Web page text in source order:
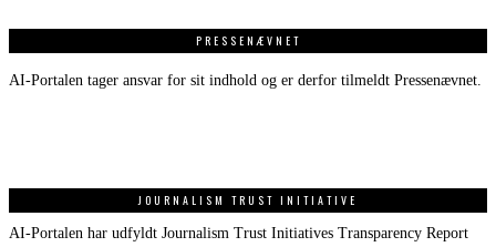
PRESSENÆVNET
AI-Portalen tager ansvar for sit indhold og er derfor tilmeldt Pressenævnet.
JOURNALISM TRUST INITIATIVE
AI-Portalen har udfyldt Journalism Trust Initiatives Transparency Report